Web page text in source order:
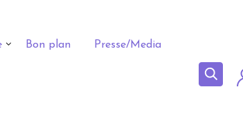
Bon plan Presse/Media